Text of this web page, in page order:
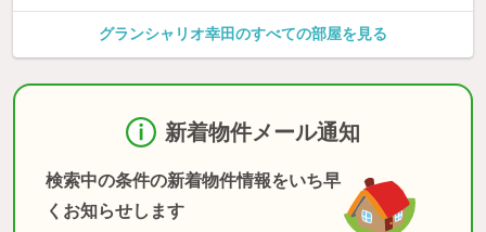
グランシャリオ幸田のすべての部屋を見る
新着物件メール通知
検索中の条件の新着物件情報をいち早
くお知らせします